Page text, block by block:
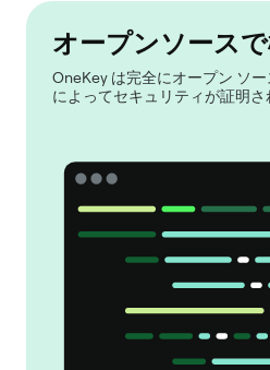
オープンソース
OneKey は完全にオープン ソ
によってセキュリティが証明さ